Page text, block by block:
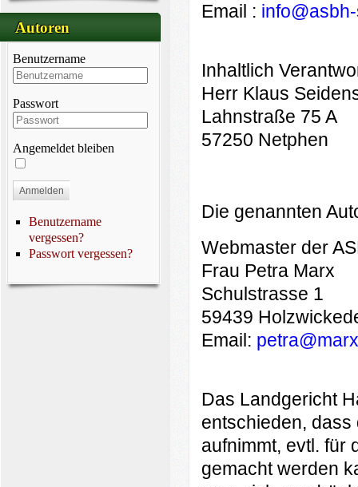
Autoren
Benutzername
Passwort
Angemeldet bleiben
Anmelden
Benutzername
vergessen?
Passwort vergessen?
Email :
Inhaltlich
Herr Klaus
Lahnstraße 75 A
57250 Netphen
Die genannten
Webmaster der
Frau Petra Marx
Schulstrasse 1
59439
Email:
Das Landgericht
entschieden,
aufnimmt, evtl. für
gemacht werden